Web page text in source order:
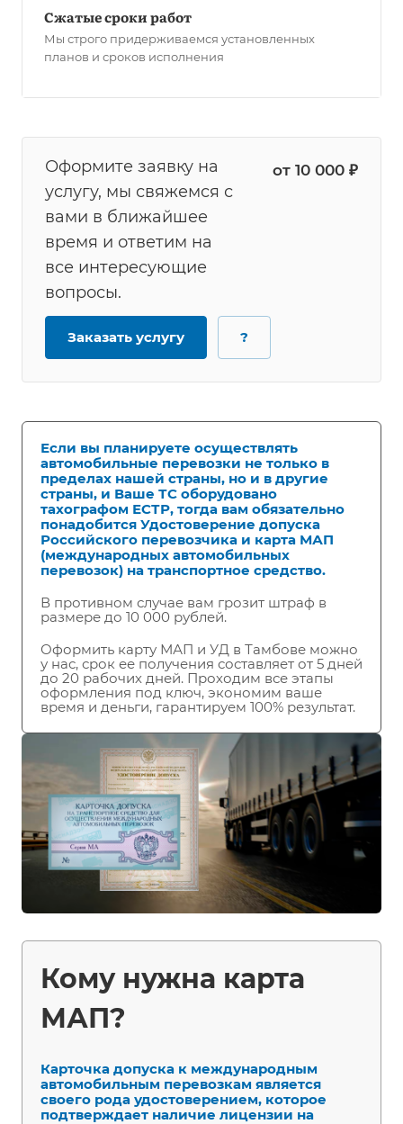
Сжатые сроки работ
Мы строго придерживаемся установленных
планов и сроков исполнения
Оформите заявку на
услугу, мы свяжемся с
вами в ближайшее
время и ответим на
все интересующие
вопросы.
от 10 000 ₽
Заказать услугу ?
Если вы планируете осуществлять
автомобильные перевозки не только в
пределах нашей страны, но и в другие
страны, и Ваше ТС оборудовано
тахографом ЕСТР, тогда вам обязательно
понадобится Удостоверение допуска
Российского перевозчика и карта МАП
(международных автомобильных
перевозок) на транспортное средство.
В противном случае вам грозит штраф в
размере до 10 000 рублей.
Оформить карту МАП и УД в Тамбове можно
у нас, срок ее получения составляет от 5 дней
до 20 рабочих дней. Проходим все этапы
оформления под ключ, экономим ваше
время и деньги, гарантируем 100% результат.
Кому нужна карта
МАП?
Карточка допуска к международным
автомобильным перевозкам является
своего рода удостоверением, которое
подтверждает наличие лицензии на